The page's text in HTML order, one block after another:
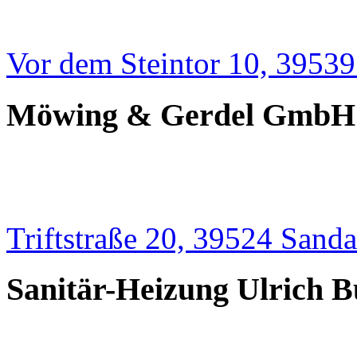
Vor dem Steintor 10,
Möwing & Gerdel
Triftstraße 20, 39524
Sanitär-Heizung Ulrich